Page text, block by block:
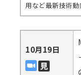
用など最新技術動
10月19日